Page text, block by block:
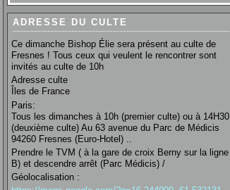
ADRESSE DU CULTE
Ce dimanche Bishop Élie sera présent au culte de
Fresnes ! Tous ceux qui veulent le rencontrer sont
invités au culte de 10h
Adresse culte
Îles de France
Paris:
Tous les dimanches à 10h (premier culte) ou à 14H30
(deuxième culte) Au 63 avenue du Parc de Médicis
94260 Fresnes (Euro-Hotel) ..
Prendre le TVM ( à la gare de croix Berny sur la ligne
B) et descendre arrêt (Parc Médicis) /
Géolocalisation :